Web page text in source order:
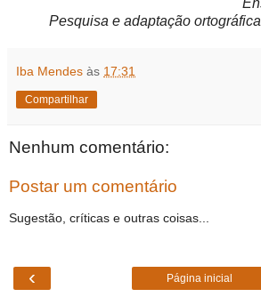
Pesquisa e adaptação
Iba Mendes às 17:31
Compartilhar
Nenhum comentário:
Postar um comentário
Sugestão, críticas e outras coisas...
‹ Página inicial